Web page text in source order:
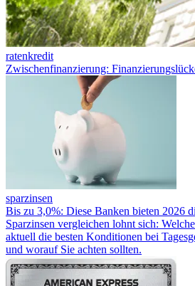
ratenkredit
Zwischenfinanzierung:
sparzinsen
Bis zu 3,0%: Diese Banken bieten 2026
Sparzinsen vergleichen lohnt sich:
aktuell die besten Konditionen bei
und worauf Sie achten sollten.